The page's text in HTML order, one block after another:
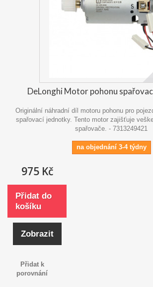
DeLonghi Motor pohonu
Originální náhradní díl motoru pohonu pro
spařovací jednotky. Tento motor zajišťuje
spařovače. - 7313249421
na objednání 3-4 týdny
975 Kč
Přidat do
košíku
Zobrazit
Přidat k
porovnání